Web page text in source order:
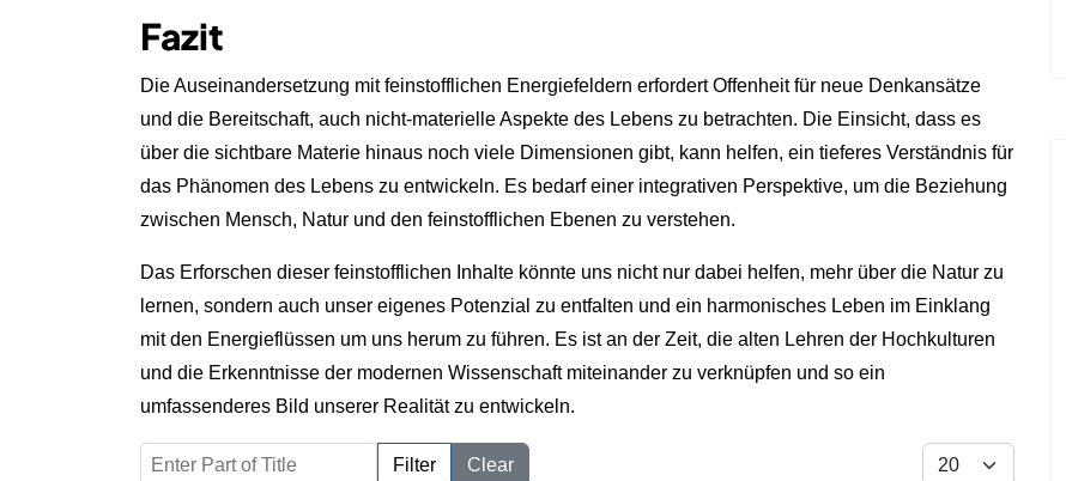
Fazit
Die Auseinandersetzung mit feinstofflichen Energiefeldern erfordert Offenheit für neue Denkansätze
und die Bereitschaft, auch nicht-materielle Aspekte des Lebens zu betrachten. Die Einsicht, dass es
über die sichtbare Materie hinaus noch viele Dimensionen gibt, kann helfen, ein tieferes Verständnis für
das Phänomen des Lebens zu entwickeln. Es bedarf einer integrativen Perspektive, um die Beziehung
zwischen Mensch, Natur und den feinstofflichen Ebenen zu verstehen.
Das Erforschen dieser feinstofflichen Inhalte könnte uns nicht nur dabei helfen, mehr über die Natur zu
lernen, sondern auch unser eigenes Potenzial zu entfalten und ein harmonisches Leben im Einklang
mit den Energieflüssen um uns herum zu führen. Es ist an der Zeit, die alten Lehren der Hochkulturen
und die Erkenntnisse der modernen Wissenschaft miteinander zu verknüpfen und so ein
umfassenderes Bild unserer Realität zu entwickeln.
Enter Part of Title Filter Clear Display #